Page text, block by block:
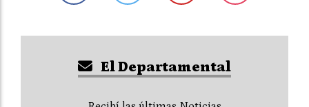
El Departamental